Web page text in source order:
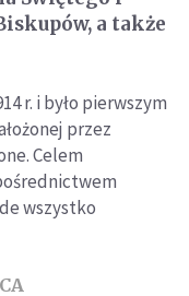
a także
r. i było pierwszym
przez
Celem
wszystko